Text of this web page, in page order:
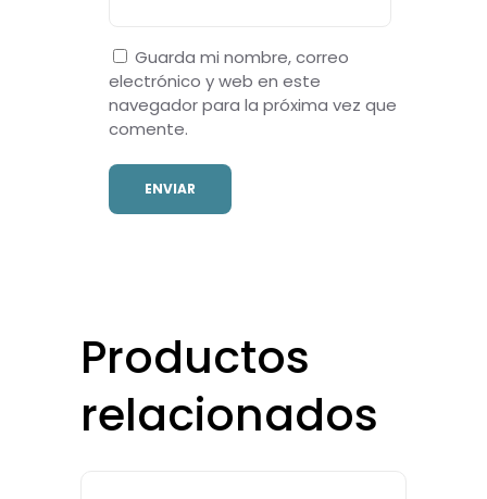
Guarda mi nombre, correo
electrónico y web en este
navegador para la próxima vez que
comente.
Productos
relacionados